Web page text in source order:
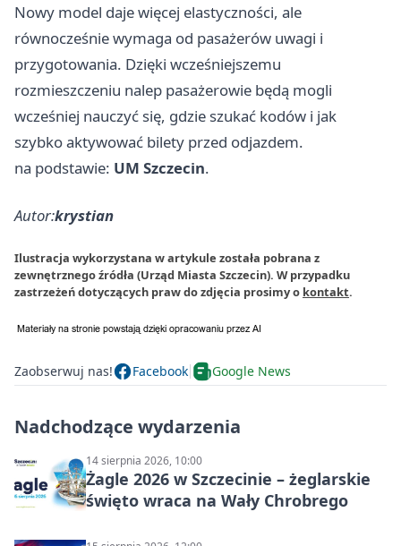
Nowy model daje więcej elastyczności, ale
równocześnie wymaga od pasażerów uwagi i
przygotowania. Dzięki wcześniejszemu
rozmieszczeniu nalep pasażerowie będą mogli
wcześniej nauczyć się, gdzie szukać kodów i jak
szybko aktywować bilety przed odjazdem.
na podstawie: UM Szczecin.
Autor:krystian
Ilustracja wykorzystana w artykule została pobrana z
zewnętrznego źródła (Urząd Miasta Szczecin). W przypadku
zastrzeżeń dotyczących praw do zdjęcia prosimy o kontakt.
Zaobserwuj nas! Facebook Google News
Nadchodzące wydarzenia
14 sierpnia 2026, 10:00
Żagle 2026 w Szczecinie – żeglarskie
święto wraca na Wały Chrobrego